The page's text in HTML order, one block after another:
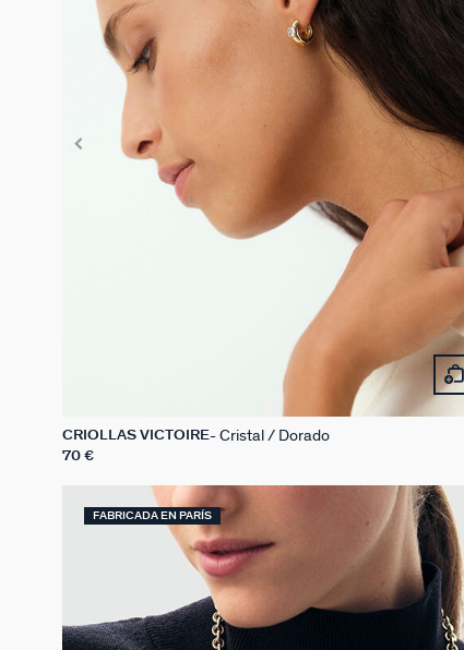
CRIOLLAS VICTOIRE Cristal / Dorado
70 €
FABRICADA EN PARÍS